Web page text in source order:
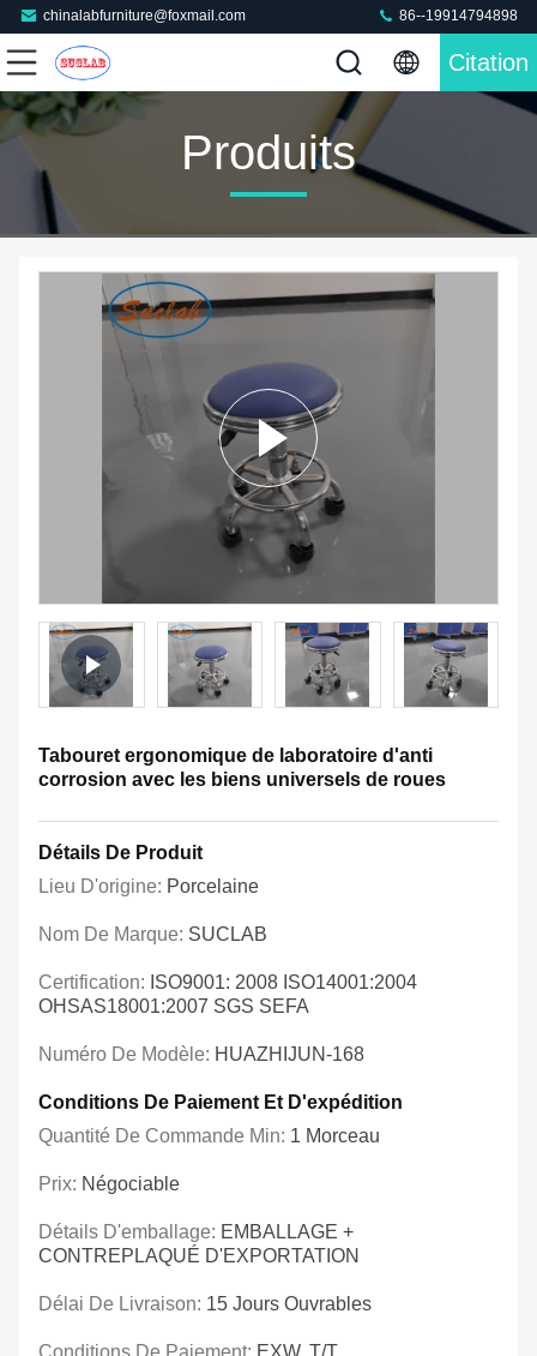
chinalabfurniture@foxmail.com 86--19914794898
Citation
Produits
Tabouret ergonomique de laboratoire d'anti
corrosion avec les biens universels de roues
Détails De Produit
Lieu D'origine: Porcelaine
Nom De Marque: SUCLAB
Certification: ISO9001: 2008 ISO14001:2004
OHSAS18001:2007 SGS SEFA
Numéro De Modèle: HUAZHIJUN-168
Conditions De Paiement Et D'expédition
Quantité De Commande Min: 1 Morceau
Prix: Négociable
Détails D'emballage: EMBALLAGE +
CONTREPLAQUÉ D'EXPORTATION
Délai De Livraison: 15 Jours Ouvrables